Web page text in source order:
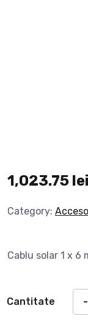
1,023.75 lei
Category:
Cablu solar 1 x 6
Cantitate